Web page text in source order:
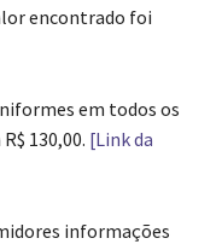
encontrado foi
em todos os
130,00. [Link da
informações